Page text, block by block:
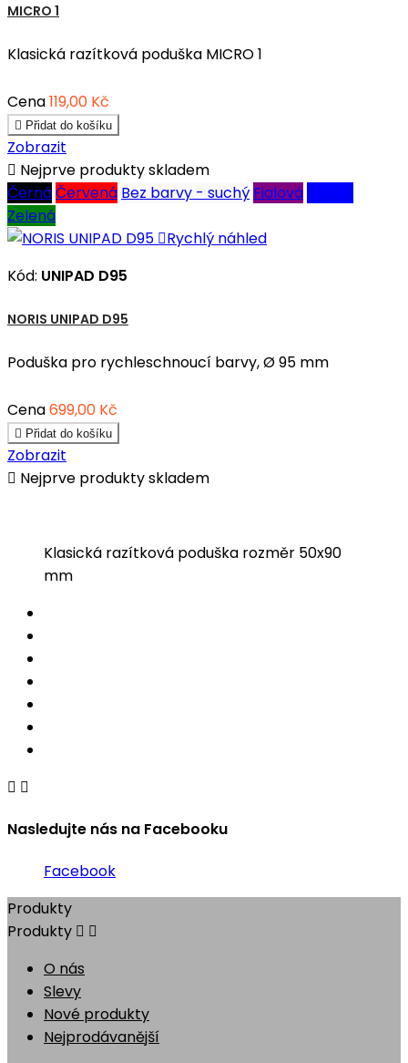
MICRO 1
Klasická razítková poduška MICRO 1
Cena119,00 Kč
 Přidat do košíku
Zobrazit
 Nejprve produkty skladem
ČernáČervená Bez barvy - suchý Fialová
Zelená
Rychlý náhled
Kód: UNIPAD D95
NORIS UNIPAD D95
Poduška pro rychleschnoucí barvy, Ø 95 mm
Cena699,00 Kč
 Přidat do košíku
Zobrazit
 Nejprve produkty skladem
Klasická razítková poduška rozměr 50x90
mm
 
Nasledujte nás na Facebooku
Facebook
Produkty
Produkty  
O nás
Slevy
Nové produkty
Nejprodávanější